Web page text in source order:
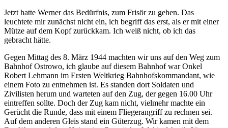
Jetzt hatte Werner das Bedürfnis, zum Frisör zu gehen. Das
leuchtete mir zunächst nicht ein, ich begriff das erst, als er mit einer
Mütze auf dem Kopf zurückkam. Ich weiß nicht, ob ich das
gebracht hätte.
Gegen Mittag des 8. März 1944 machten wir uns auf den Weg zum
Bahnhof Ostrowo, ich glaube auf diesem Bahnhof war Onkel
Robert Lehmann im Ersten Weltkrieg Bahnhofskommandant, wie
einem Foto zu entnehmen ist. Es standen dort Soldaten und
Zivilisten herum und warteten auf den Zug, der gegen 16.00 Uhr
eintreffen sollte. Doch der Zug kam nicht, vielmehr machte ein
Gerücht die Runde, dass mit einem Fliegerangriff zu rechnen sei.
Auf dem anderen Gleis stand ein Güterzug. Wir kamen mit dem